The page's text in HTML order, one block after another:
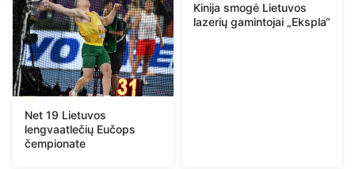
Net 19 Lietuvos
lengvaatlečių Eučops
čempionate
Kinija smogė Lietuvos
lazerių gamintojai „Ekspla“